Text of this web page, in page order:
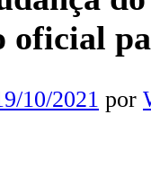
oficial
10/2021 por